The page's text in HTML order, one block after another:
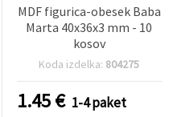
preference z
izbiro
piškotkov
in klikom
na gumb
»Shrani«.
MDF figurica-obesek Baba
Marta 40x36x3 mm - 10
kosov
Koda izdelka: 804275
1.45€ 1-4 paket